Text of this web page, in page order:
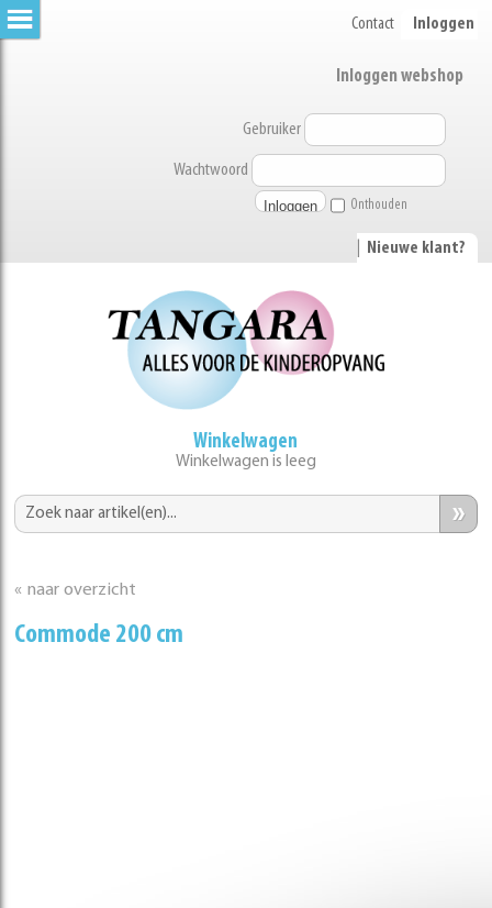
Contact Inloggen
Inloggen webshop
Gebruiker
Wachtwoord
Onthouden
Nieuwe klant?
Winkelwagen
Winkelwagen is leeg
»
« naar overzicht
Commode 200 cm